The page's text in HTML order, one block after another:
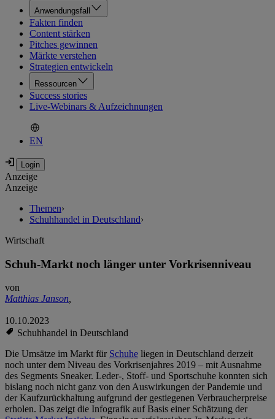
Anwendungsfall
Fakten finden
Content stärken
Pitches gewinnen
Märkte verstehen
Strategien entwickeln
Ressourcen
Success stories
Live-Webinars & Aufzeichnungen
EN
Anzeige
Anzeige
Themen›
Schuhhandel in Deutschland›
Wirtschaft
Schuh-Markt noch länger unter Vorkrisenniveau
von
Matthias Janson,
10.10.2023
Schuhhandel in Deutschland
Die Umsätze im Markt für Schuhe liegen in Deutschland derzeit
noch unter dem Niveau des Vorkrisenjahres 2019 – mit Ausnahme
des Segments Sneaker. Leder-, Stoff- und Sportschuhe konnten sich
bislang noch nicht ganz von den Auswirkungen der Pandemie und
der Kaufzurückhaltung aufgrund der gestiegenen Verbraucherpreise
erholen. Das zeigt die Infografik auf Basis einer Schätzung der